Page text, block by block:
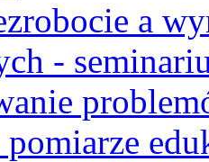
a
-